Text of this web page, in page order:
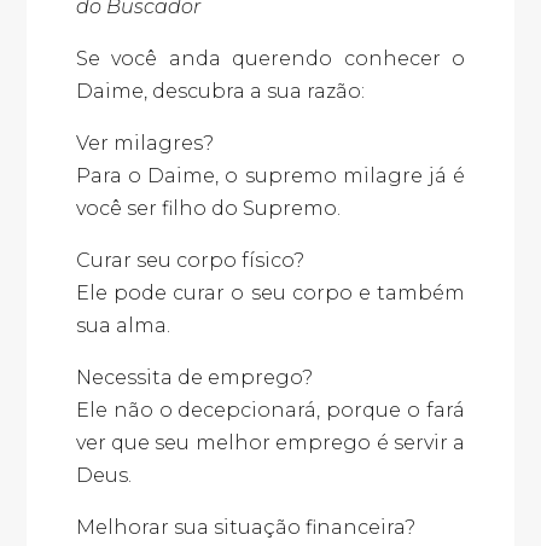
do Buscador
Se você anda querendo conhecer o
Daime, descubra a sua razão:
Ver milagres?
Para o Daime, o supremo milagre já é
você ser filho do Supremo.
Curar seu corpo físico?
Ele pode curar o seu corpo e também
sua alma.
Necessita de emprego?
Ele não o decepcionará, porque o fará
ver que seu melhor emprego é servir a
Deus.
Melhorar sua situação financeira?